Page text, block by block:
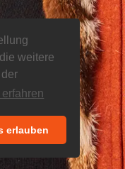
weitere
erfahren
erlauben